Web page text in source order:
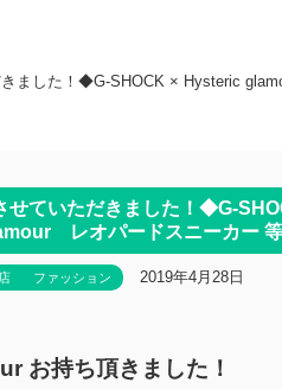
きました！◆G-SHOCK × Hysteric
せていただきました！◆G-
レオパードスニーカー
ファッション 2019年4月28日
お持ち頂きました！